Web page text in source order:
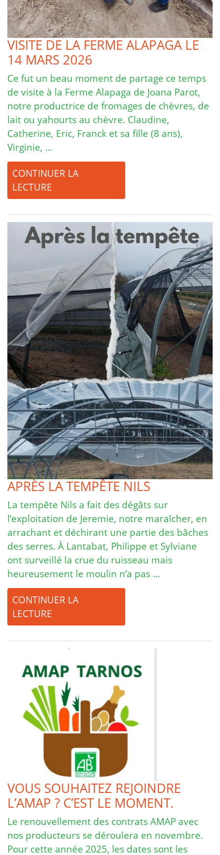
VISITE DE LA FERME ALAPAGA LE
14 MARS 2026
Ce fut un beau moment de partage ce temps
de visite à la Ferme Alapaga de Joana Parot,
notre productrice de fromages de chèvres, de
lait ou yahourts au chèvre. Claudine,
Catherine, Eric, Franck et sa fille (8 ans),
Virginie, …
CONTINUER LA
LECTURE
APRÈS LA TEMPÊTE NILS
La tempête Nils a fait des dégâts sur
l’exploitation de Jeremie, notre maraîcher, en
arrachant et déchirant une partie des bâches
des serres. À Lantabat, Philippe et Sylviane
ont surveillé la crue du ruisseau mais
heureusement le moulin n’a pas …
CONTINUER LA
LECTURE
VOUS SOUHAITEZ REJOINDRE
L’AMAP ? C’EST LE MOMENT.
Le renouvellement des contrats AMAP avec
nos producteurs se déroulera en novembre.
Pour cette année 2025, les dates sont les